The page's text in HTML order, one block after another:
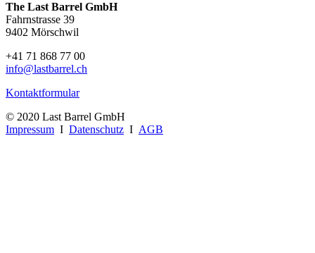
The Last Barrel GmbH
Fahrnstrasse 39
9402 Mörschwil
+41 71 868 77 00
info@lastbarrel.ch
Kontaktformular
© 2020 Last Barrel GmbH
Impressum I Datenschutz I AGB